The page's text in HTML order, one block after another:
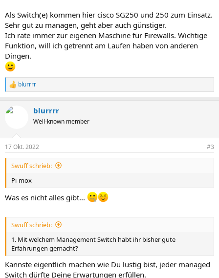
Als Switch(e) kommen hier cisco SG250 und 250 zum Einsatz.
Sehr gut zu managen, geht aber auch günstiger.
Ich rate immer zur eigenen Maschine für Firewalls. Wichtige
Funktion, will ich getrennt am Laufen haben von anderen
Dingen.
R
e
k
e
n
blurrrr
blurrrr
Well-known member
17 Okt. 2022 #3
Swuff schrieb:
Pi-mox
Was es nicht alles gibt...
Swuff schrieb:
1. Mit welchem Management Switch habt ihr bisher gute
Erfahrungen gemacht?
Kannste eigentlich machen wie Du lustig bist, jeder managed
Switch dürfte Deine Erwartungen erfüllen.